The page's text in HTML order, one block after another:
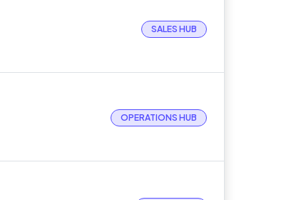
SALES HUB
OPERATIONS HUB